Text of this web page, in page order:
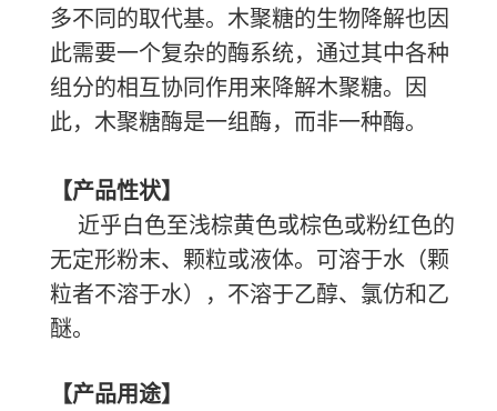
多不同的取代基。木聚糖的生物降解也因
此需要一个复杂的酶系统，通过其中各种
组分的相互协同作用来降解木聚糖。因
此，木聚糖酶是一组酶，而非一种酶。
【产品性状】
近乎白色至浅棕黄色或棕色或粉红色的
无定形粉末、颗粒或液体。可溶于水（颗
粒者不溶于水），不溶于乙醇、氯仿和乙
醚。
【产品用途】